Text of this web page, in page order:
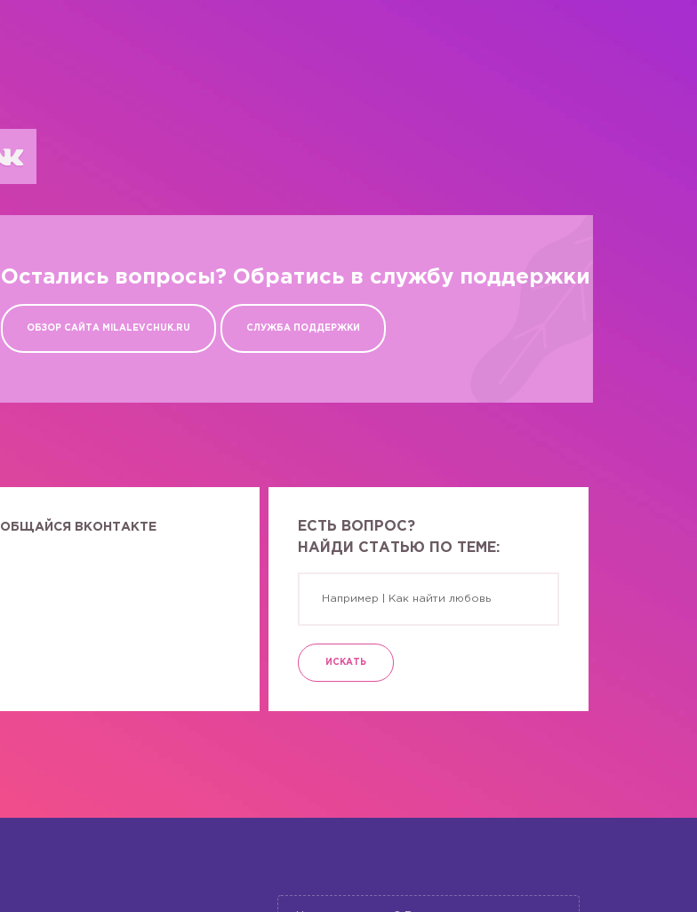
Остались вопросы? Обратись в службу поддержки
ОБЗОР САЙТА MILALEVCHUK.RU СЛУЖБА ПОДДЕРЖКИ
ОБЩАЙСЯ ВКОНТАКТЕ
ЕСТЬ ВОПРОС?
НАЙДИ СТАТЬЮ ПО ТЕМЕ:
ИСКАТЬ